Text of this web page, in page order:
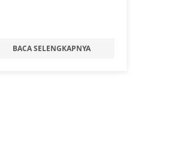
BACA SELENGKAPNYA